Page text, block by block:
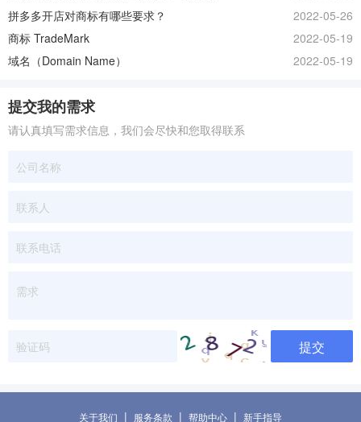
拼多多开店对商标有哪些要求？
2022-05-26
商标 TradeMark
2022-05-19
域名（Domain Name）
2022-05-19
提交我的需求
请认真填写需求信息，我们会尽快和您取得联系
提交
关于我们 | 服务条款 | 帮助中心 | 新手指导